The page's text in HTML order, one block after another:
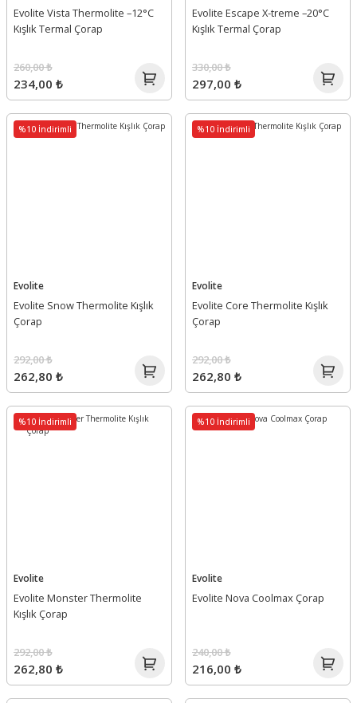
Evolite Vista Thermolite –12°C
Kışlık Termal Çorap
234,00 ₺
260,00 ₺
Evolite Escape X-treme –20°C
Kışlık Termal Çorap
297,00 ₺
330,00 ₺
%10 İndirimli
Evolite
Evolite Snow Thermolite Kışlık
Çorap
262,80 ₺
292,00 ₺
%10 İndirimli
Evolite
Evolite Core Thermolite Kışlık
Çorap
262,80 ₺
292,00 ₺
%10 İndirimli
Evolite
Evolite Monster Thermolite
Kışlık Çorap
262,80 ₺
292,00 ₺
%10 İndirimli
Evolite
Evolite Nova Coolmax Çorap
216,00 ₺
240,00 ₺